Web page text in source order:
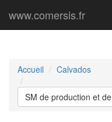
www.comersis.fr
Accueil Calvados
SM de production et